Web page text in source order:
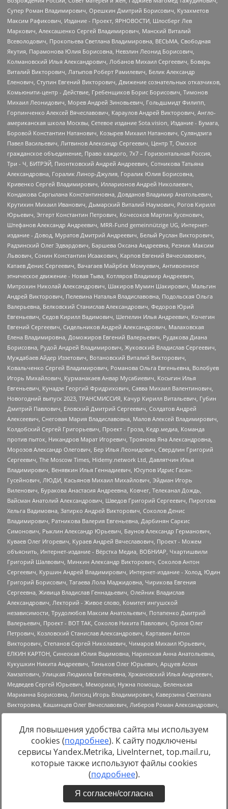
https://minjust.gov.ru/uploaded/files/reestr-
inostrannyih-agentov-22-03-2024.pdfданные на22.03.2024
Для повышения удобства сайта мы используем
cookies (подробнее). К сайту подключены
сервисы Yandex.Metrika, LiveInternet, top.mail.ru,
которые также используют файлы cookies
(подробнее).
Я согласен/согласна